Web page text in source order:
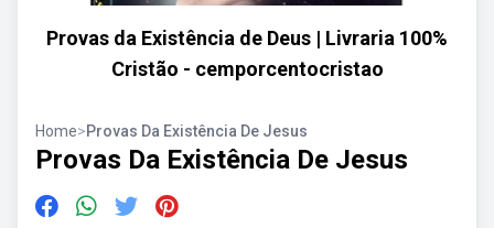
Provas da Existência de Deus | Livraria 100%
Cristão - cemporcentocristao
Home>Provas Da Existência De Jesus
Provas Da Existência De Jesus